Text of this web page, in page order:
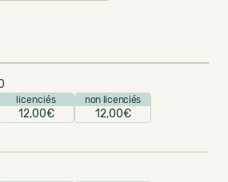
licenciés
12,00€
non licenciés
12,00€